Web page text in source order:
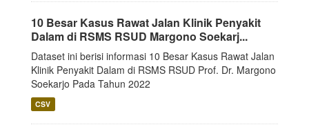
10 Besar Kasus Rawat Jalan Klinik Penyakit
Dalam di RSMS RSUD Margono Soekarj...
Dataset ini berisi informasi 10 Besar Kasus Rawat Jalan
Klinik Penyakit Dalam di RSMS RSUD Prof. Dr. Margono
Soekarjo Pada Tahun 2022
CSV